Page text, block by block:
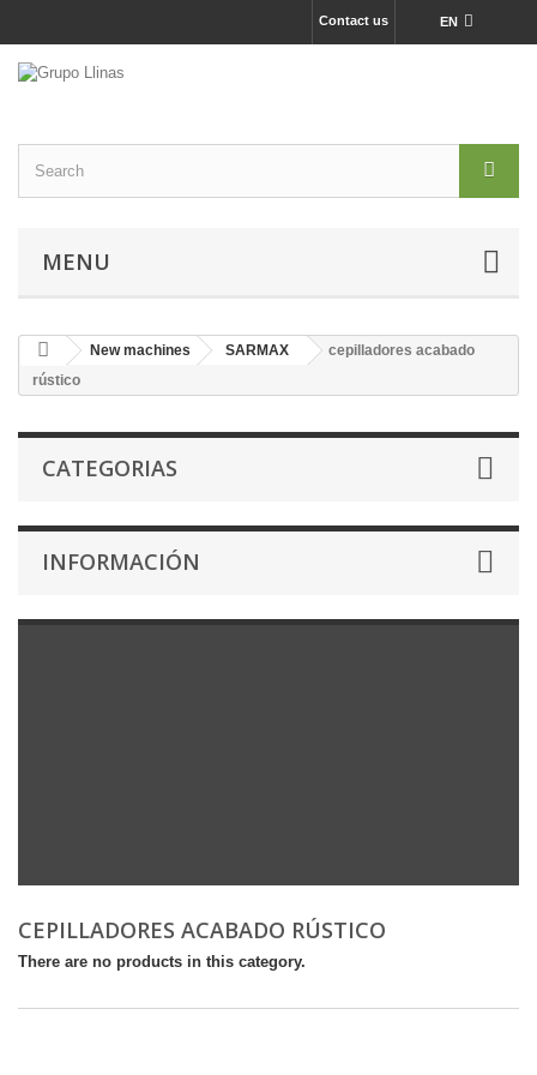
EN
Contact us
MENU
New machines SARMAX
cepilladores acabado
rústico
CATEGORIAS
INFORMACIÓN
CEPILLADORES ACABADO RÚSTICO
There are no products in this category.